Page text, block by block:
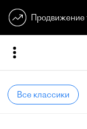
Продвижение
Все классики